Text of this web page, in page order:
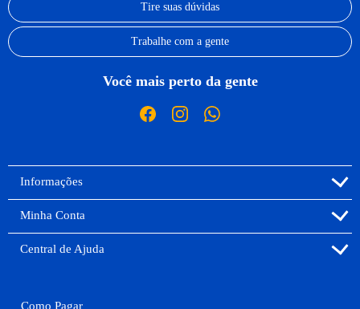
Tire suas dúvidas
Trabalhe com a gente
Você mais perto da gente
Informações
Minha Conta
Central de Ajuda
Como Pagar